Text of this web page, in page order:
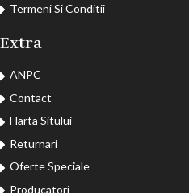
Termeni Si Conditii
Extra
ANPC
Contact
Harta Sitului
Returnari
Oferte Speciale
Producatori